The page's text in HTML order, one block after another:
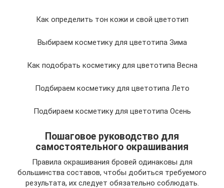
Как определить тон кожи и свой цветотип
Выбираем косметику для цветотипа Зима
Как подобрать косметику для цветотипа Весна
Подбираем косметику для цветотипа Лето
Подбираем косметику для цветотипа Осень
Пошаговое руководство для
самостоятельного окрашивания
Правила окрашивания бровей одинаковы для
большинства составов, чтобы добиться требуемого
результата, их следует обязательно соблюдать.